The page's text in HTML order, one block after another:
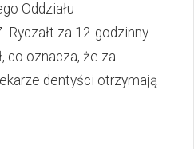
Oddziału
Ryczałt za 12-godzinny
co oznacza, że za
dentyści otrzymają